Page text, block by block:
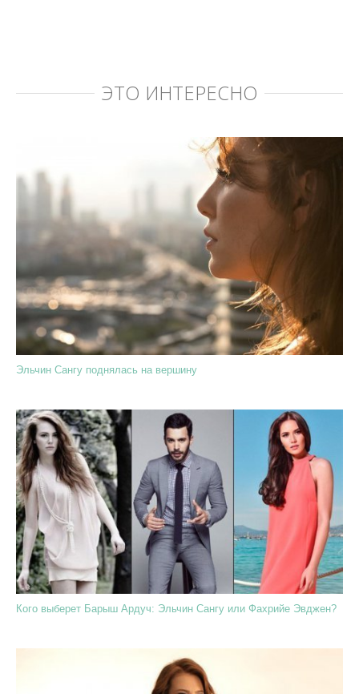
ЭТО ИНТЕРЕСНО
Эльчин Сангу поднялась на вершину
Кого выберет Барыш Ардуч: Эльчин Сангу или Фахрийе Эвджен?